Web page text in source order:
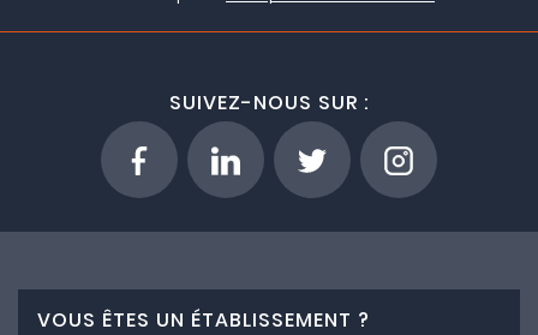
SUIVEZ-NOUS SUR :
VOUS ÊTES UN ÉTABLISSEMENT ?